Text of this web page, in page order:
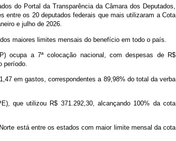
do Portal da Transparência da Câmara dos Deputados,
entre os 20 deputados federais que mais utilizaram a Cota
e julho de 2026.
maiores limites mensais do benefício em todo o país.
ocupa a 7ª colocação nacional, com despesas de R$
período.
em gastos, correspondentes a 89,98% do total da verba
que utilizou R$ 371.292,30, alcançando 100% da cota
está entre os estados com maior limite mensal da cota